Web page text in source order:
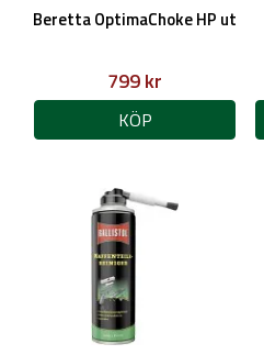
Beretta OptimaChoke HP ut
799 kr
KÖP